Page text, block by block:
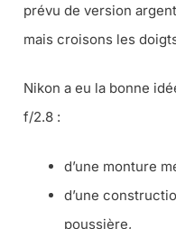
prévu de version
mais croisons les
Nikon a eu la bonne
f/2.8 :
d’une monture
d’une
poussière,